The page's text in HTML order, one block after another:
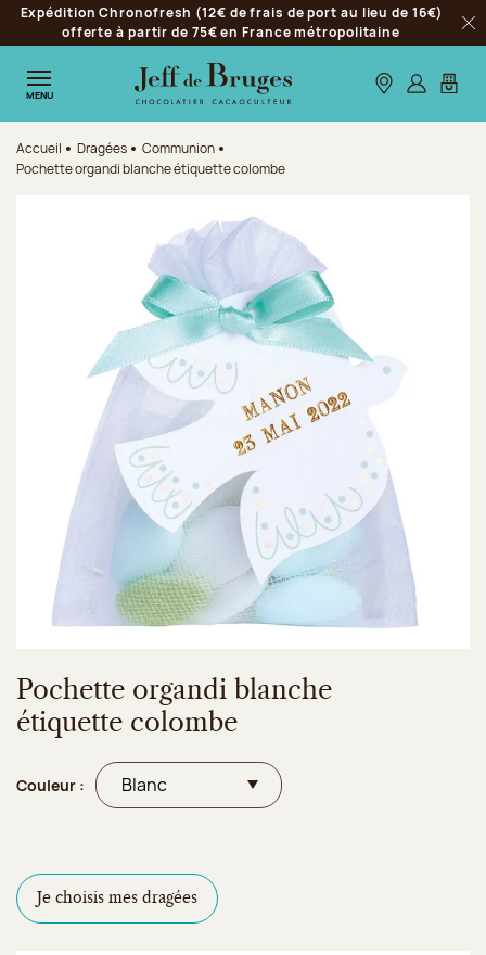
Aller à la navigation
Aller au contenu principal
Aller au pied de page
Expédition Chronofresh (12€ de frais de port au lieu de 16€)
offerte à partir de 75€ en France métropolitaine
MENU Nos boutiques
S’identifier
Mon
Accueil Dragées
Communion
Pochette organdi blanche étiquette colombe
Pochette organdi blanche
étiquette colombe
Couleur :
Je choisis mes dragées